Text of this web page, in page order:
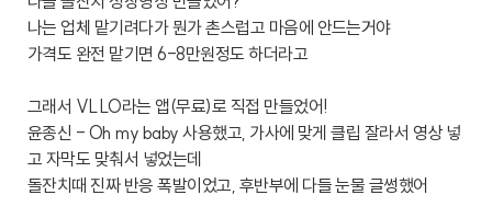
나는 업체 맡기려다가 뭔가 촌스럽고 마음에 안드는거야
가격도 완전 맡기면 6-8만원정도 하더라고
그래서 VLLO라는 앱(무료)로 직접 만들었어!
윤종신 - Oh my baby 사용했고, 가사에 맞게 클립 잘라서 영상 넣
고 자막도 맞춰서 넣었는데
돌잔치때 진짜 반응 폭발이었고, 후반부에 다들 눈물 글썽했어